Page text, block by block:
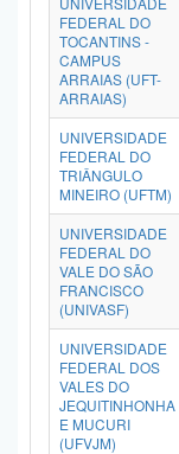
FEDERAL DO
TOCANTINS -
CAMPUS
ARRAIAS (UFT-
ARRAIAS)
UNIVERSIDADE
FEDERAL DO
TRIÂNGULO
MINEIRO (UFTM)
UNIVERSIDADE
FEDERAL DO
VALE DO SÃO
FRANCISCO
(UNIVASF)
UNIVERSIDADE
FEDERAL DOS
VALES DO
JEQUITINHONHA
E MUCURI
(UFVJM)